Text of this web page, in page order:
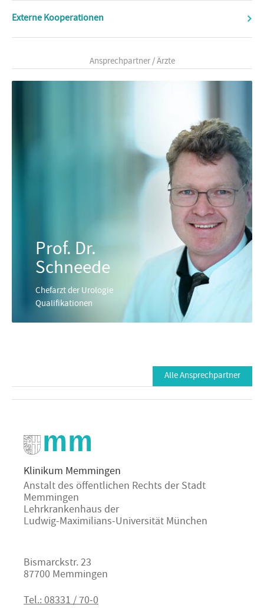
Externe Kooperationen
Ansprechpartner / Ärzte
Prof. Dr.
Schneede
Chefarzt der Urologie
Qualifikationen
Alle Ansprechpartner
Klinikum Memmingen
Anstalt des öffentlichen Rechts der Stadt
Memmingen
Lehrkrankenhaus der
Ludwig-Maximilians-Universität München
Bismarckstr. 23
87700 Memmingen
Tel.: 08331 / 70-0